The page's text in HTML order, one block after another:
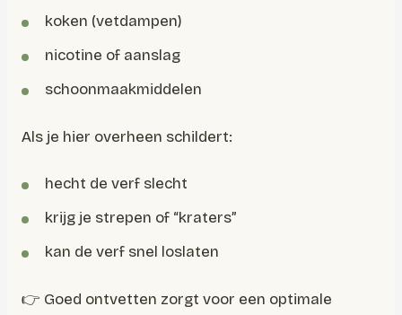
koken (vetdampen)
nicotine of aanslag
schoonmaakmiddelen
Als je hier overheen schildert:
hecht de verf slecht
krijg je strepen of “kraters”
kan de verf snel loslaten
👉 Goed ontvetten zorgt voor een optimale